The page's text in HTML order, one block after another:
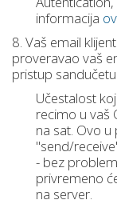
informacija
8. Vaš email
proveravao vaš
pristup sandučetu.
Učestalost
recimo u vaš
nа sat. Ovo
"send/
- bez
privremeno
na server.